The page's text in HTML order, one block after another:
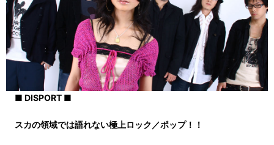
■ DISPORT ■
スカの領域では語れない極上ロック／ポップ！！